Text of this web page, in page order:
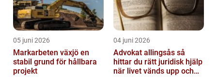
05 juni 2026
Markarbeten växjö en
stabil grund för hållbara
projekt
04 juni 2026
Advokat allingsås så
hittar du rätt juridisk hjälp
när livet vänds upp och